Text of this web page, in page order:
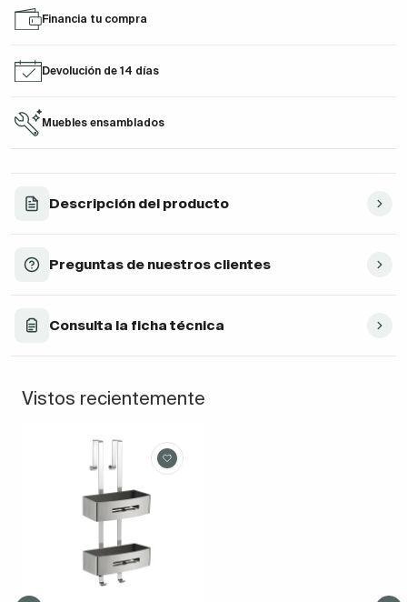
Financia tu compra
Devolución de 14 días
Muebles ensamblados
Descripción del producto
Preguntas de nuestros clientes
Consulta la ficha técnica
Vistos recientemente